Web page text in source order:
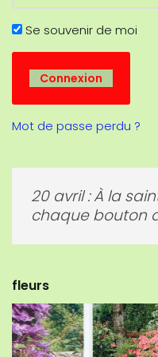
Se souvenir de moi
Mot de passe perdu ?
20 avril : À la
chaque bouton
fleurs